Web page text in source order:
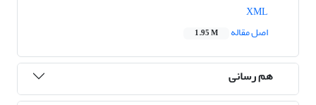
اصل مقاله
1.95 M
هم رسانی